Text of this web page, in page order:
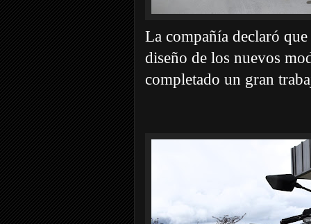
La compañía declaró
diseño de los nuevos
completado un gran